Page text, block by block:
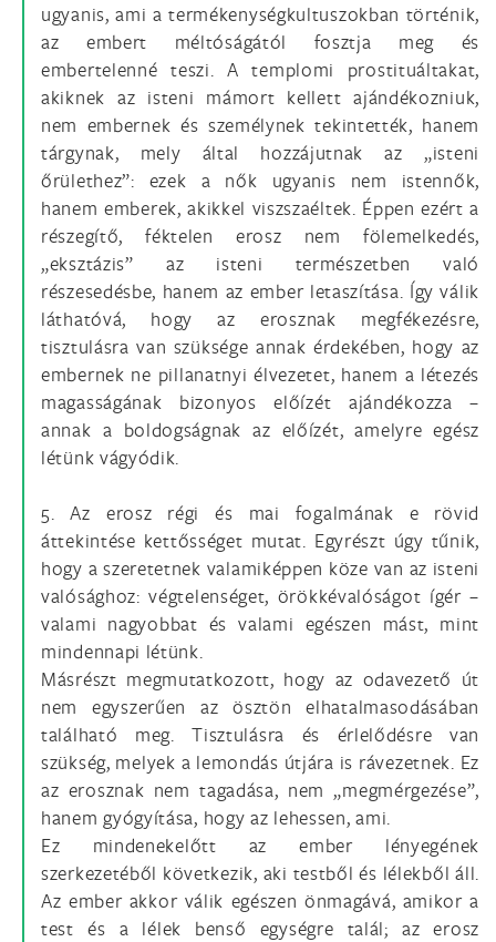
ugyanis, ami a termékenységkultuszokban történik,
az embert méltóságától fosztja meg és
embertelenné teszi. A templomi prostituáltakat,
akiknek az isteni mámort kellett ajándékozniuk,
nem embernek és személynek tekintették, hanem
tárgynak, mely által hozzájutnak az „isteni
őrülethez”: ezek a nők ugyanis nem istennők,
hanem emberek, akikkel viszszaéltek. Éppen ezért a
részegítő, féktelen erosz nem fölemelkedés,
„eksztázis” az isteni természetben való
részesedésbe, hanem az ember letaszítása. Így válik
láthatóvá, hogy az erosznak megfékezésre,
tisztulásra van szüksége annak érdekében, hogy az
embernek ne pillanatnyi élvezetet, hanem a létezés
magasságának bizonyos előízét ajándékozza –
annak a boldogságnak az előízét, amelyre egész
létünk vágyódik.
5. Az erosz régi és mai fogalmának e rövid
áttekintése kettősséget mutat. Egyrészt úgy tűnik,
hogy a szeretetnek valamiképpen köze van az isteni
valósághoz: végtelenséget, örökkévalóságot ígér –
valami nagyobbat és valami egészen mást, mint
mindennapi létünk.
Másrészt megmutatkozott, hogy az odavezető út
nem egyszerűen az ösztön elhatalmasodásában
található meg. Tisztulásra és érlelődésre van
szükség, melyek a lemondás útjára is rávezetnek. Ez
az erosznak nem tagadása, nem „megmérgezése”,
hanem gyógyítása, hogy az lehessen, ami.
Ez mindenekelőtt az ember lényegének
szerkezetéből következik, aki testből és lélekből áll.
Az ember akkor válik egészen önmagává, amikor a
test és a lélek benső egységre talál; az erosz